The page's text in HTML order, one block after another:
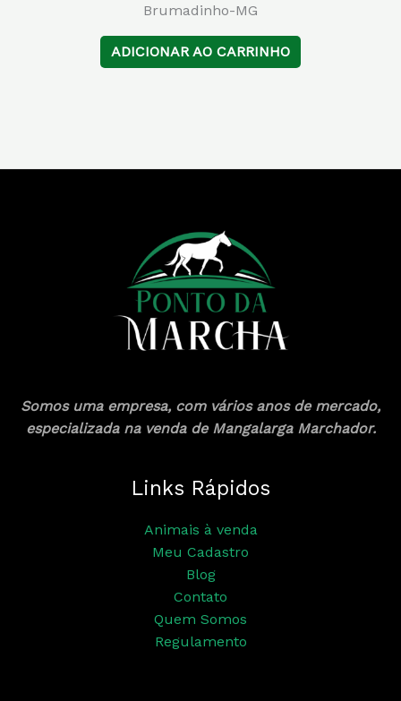
Brumadinho-MG
ADICIONAR AO CARRINHO
Somos uma empresa, com vários anos de mercado,
especializada na venda de Mangalarga Marchador.
Links Rápidos
Animais à venda
Meu Cadastro
Blog
Contato
Quem Somos
Regulamento